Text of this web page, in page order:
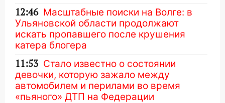
12:46 Масштабные поиски на Волге: в
Ульяновской области продолжают
искать пропавшего после крушения
катера блогера
11:53 Стало известно о состоянии
девочки, которую зажало между
автомобилем и перилами во время
«пьяного» ДТП на Федерации